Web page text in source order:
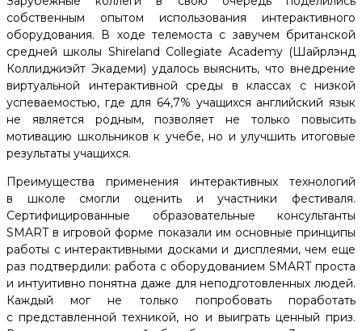
собственным опытом использования интерактивного
оборудования. В ходе телемоста с завучем британской
средней школы Shireland Collegiate Academy (Шайрлэнд
Коллиджиэйт Экадеми) удалось выяснить, что внедрение
виртуальной интерактивной среды в классах с низкой
успеваемостью, где для 64,7% учащихся английский язык
не является родным, позволяет не только повысить
мотивацию школьников к учебе, но и улучшить итоговые
результаты учащихся.
Преимущества применения интерактивных технологий
в школе смогли оценить и участники фестиваля.
Сертифицированные образовательные консультанты
SMART в игровой форме показали им основные принципы
работы с интерактивными досками и дисплеями, чем еще
раз подтвердили: работа с оборудованием SMART проста
и интуитивно понятна даже для неподготовленных людей.
Каждый мог не только попробовать поработать
с представленной техникой, но и выиграть ценный приз.